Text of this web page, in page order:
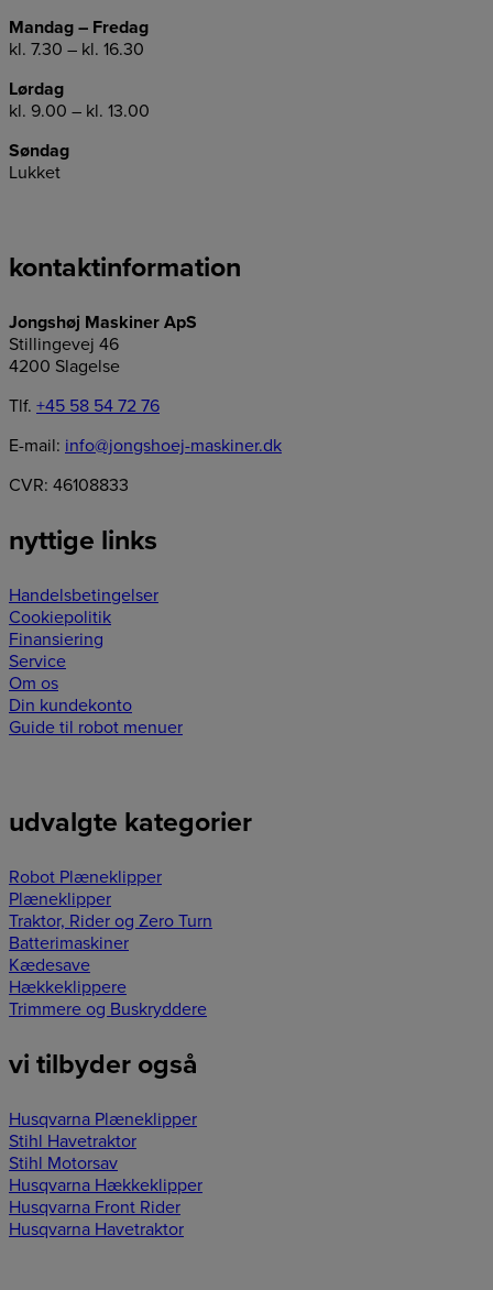
Mandag – Fredag
kl. 7.30 – kl. 16.30
Lørdag
kl. 9.00 – kl. 13.00
Søndag
Lukket
kontaktinformation
Jongshøj Maskiner ApS
Stillingevej 46
4200 Slagelse
Tlf. +45 58 54 72 76
E-mail: info@jongshoej-maskiner.dk
CVR: 46108833
nyttige links
Handelsbetingelser
Cookiepolitik
Finansiering
Service
Om os
Din kundekonto
Guide til robot menuer
udvalgte kategorier
Robot Plæneklipper
Plæneklipper
Traktor, Rider og Zero Turn
Batterimaskiner
Kædesave
Hækkeklippere
Trimmere og Buskryddere
vi tilbyder også
Husqvarna Plæneklipper
Stihl Havetraktor
Stihl Motorsav
Husqvarna Hækkeklipper
Husqvarna Front Rider
Husqvarna Havetraktor